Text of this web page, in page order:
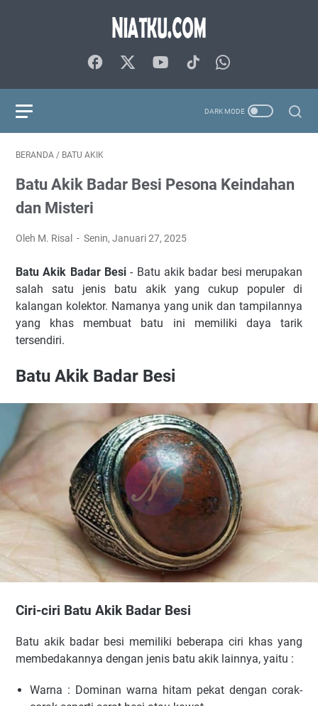
BERANDA / BATU AKIK
Batu Akik Badar Besi Pesona Keindahan
dan Misteri
Oleh M. Risal Senin, Januari 27, 2025
Batu Akik Badar Besi - Batu akik badar besi merupakan
salah satu jenis batu akik yang cukup populer di
kalangan kolektor. Namanya yang unik dan tampilannya
yang khas membuat batu ini memiliki daya tarik
tersendiri.
Batu Akik Badar Besi
Ciri-ciri Batu Akik Badar Besi
Batu akik badar besi memiliki beberapa ciri khas yang
membedakannya dengan jenis batu akik lainnya, yaitu :
Warna : Dominan warna hitam pekat dengan corak-